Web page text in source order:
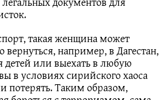
такая женщина может
вернуться, например, в Дагестан,
детей или выехать в любую
в условиях сирийского хаоса
потерять. Таким образом,